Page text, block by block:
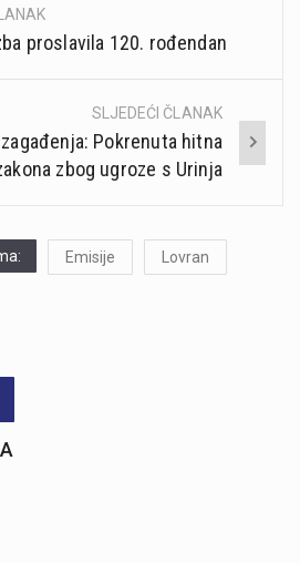
proslavila 120. rođendan
SLJEDEĆI ČLANAK
Pokrenuta hitna
zbog ugroze s Urinja
Emisije Lovran